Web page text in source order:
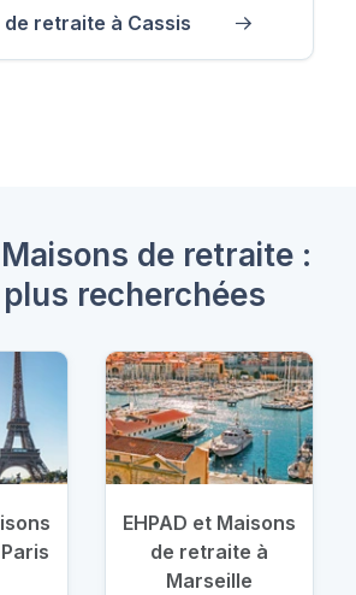
de retraite à Cassis
Maisons de retraite :
recherchées
EHPAD et Maisons
de retraite à
Marseille